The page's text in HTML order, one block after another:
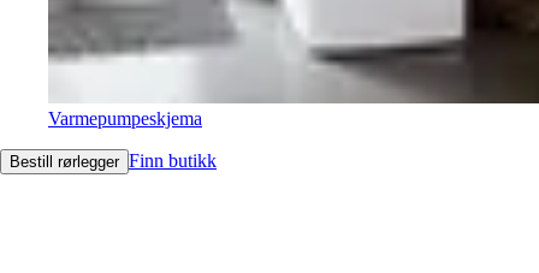
Varmepumpeskjema
Bestill rørlegger Finn butikk